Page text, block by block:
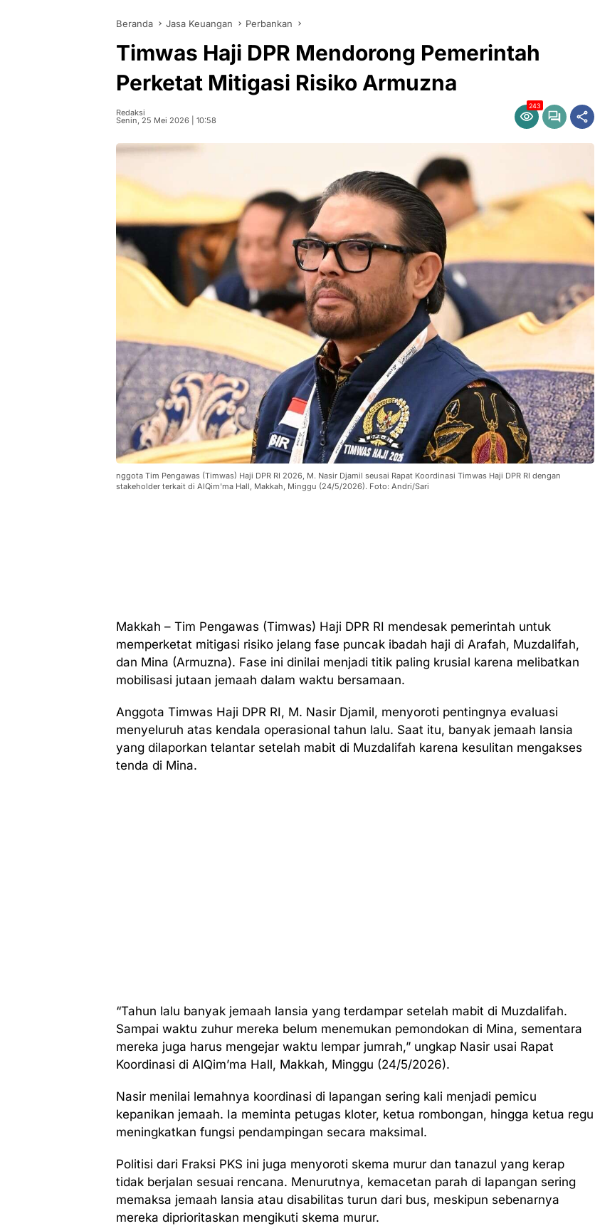
Beranda Jasa Keuangan Perbankan
Timwas Haji DPR Mendorong Pemerintah
Perketat Mitigasi Risiko Armuzna
Redaksi
Senin, 25 Mei 2026 | 10:58
243
nggota Tim Pengawas (Timwas) Haji DPR RI 2026, M. Nasir Djamil seusai Rapat Koordinasi Timwas Haji DPR RI dengan
stakeholder terkait di AlQim'ma Hall, Makkah, Minggu (24/5/2026). Foto: Andri/Sari
Makkah – Tim Pengawas (Timwas) Haji DPR RI mendesak pemerintah untuk
memperketat mitigasi risiko jelang fase puncak ibadah haji di Arafah, Muzdalifah,
dan Mina (Armuzna). Fase ini dinilai menjadi titik paling krusial karena melibatkan
mobilisasi jutaan jemaah dalam waktu bersamaan.
Anggota Timwas Haji DPR RI, M. Nasir Djamil, menyoroti pentingnya evaluasi
menyeluruh atas kendala operasional tahun lalu. Saat itu, banyak jemaah lansia
yang dilaporkan telantar setelah mabit di Muzdalifah karena kesulitan mengakses
tenda di Mina.
“Tahun lalu banyak jemaah lansia yang terdampar setelah mabit di Muzdalifah.
Sampai waktu zuhur mereka belum menemukan pemondokan di Mina, sementara
mereka juga harus mengejar waktu lempar jumrah,” ungkap Nasir usai Rapat
Koordinasi di AlQim’ma Hall, Makkah, Minggu (24/5/2026).
Nasir menilai lemahnya koordinasi di lapangan sering kali menjadi pemicu
kepanikan jemaah. Ia meminta petugas kloter, ketua rombongan, hingga ketua regu
meningkatkan fungsi pendampingan secara maksimal.
Politisi dari Fraksi PKS ini juga menyoroti skema murur dan tanazul yang kerap
tidak berjalan sesuai rencana. Menurutnya, kemacetan parah di lapangan sering
memaksa jemaah lansia atau disabilitas turun dari bus, meskipun sebenarnya
mereka diprioritaskan mengikuti skema murur.